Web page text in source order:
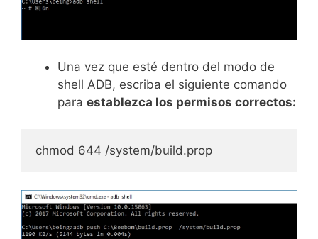
Una vez que esté dentro del modo de
shell ADB, escriba el siguiente comando
para establezca los permisos correctos:
chmod 644 /system/build.prop